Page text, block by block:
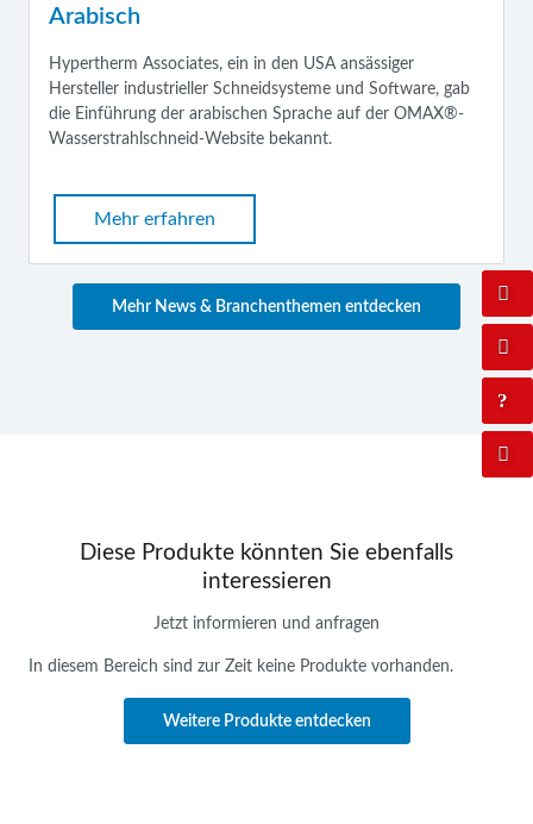
Arabisch
Hypertherm Associates, ein in den USA ansässiger
Hersteller industrieller Schneidsysteme und Software, gab
die Einführung der arabischen Sprache auf der OMAX®-
Wasserstrahlschneid-Website bekannt.
Mehr erfahren
Mehr News & Branchenthemen entdecken
Diese Produkte könnten Sie ebenfalls
interessieren
Jetzt informieren und anfragen
In diesem Bereich sind zur Zeit keine Produkte vorhanden.
Weitere Produkte entdecken